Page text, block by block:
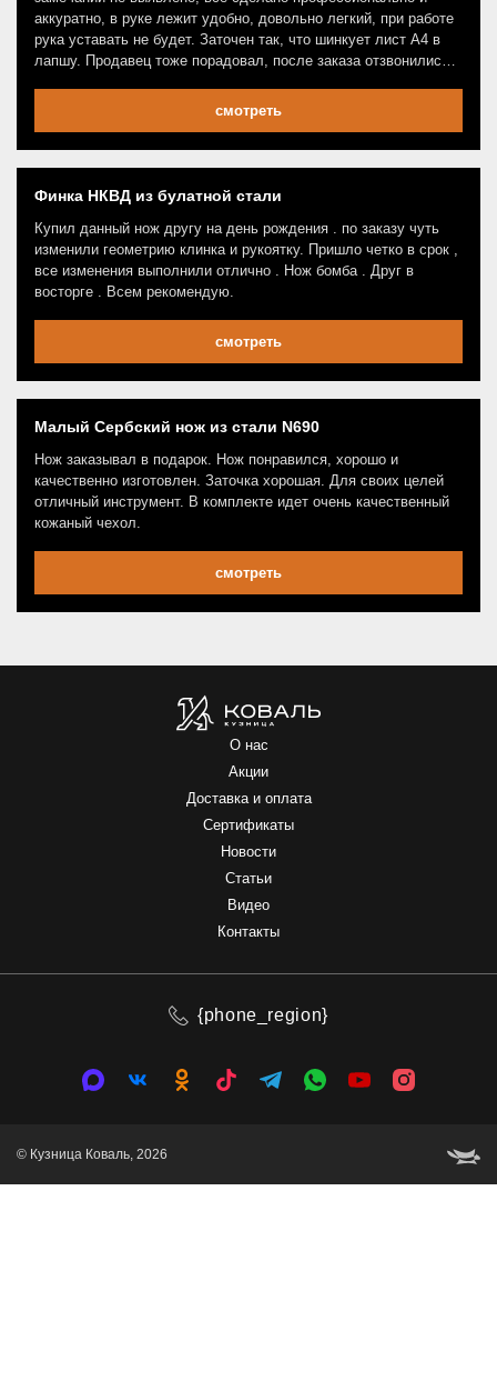
аккуратно, в руке лежит удобно, довольно легкий, при работе
рука уставать не будет. Заточен так, что шинкует лист А4 в
лапшу. Продавец тоже порадовал, после заказа отзвонились,
смотреть
Финка НКВД из булатной стали
Купил данный нож другу на день рождения . по заказу чуть
изменили геометрию клинка и рукоятку. Пришло четко в срок ,
все изменения выполнили отлично . Нож бомба . Друг в
восторге . Всем рекомендую.
смотреть
Малый Сербский нож из стали N690
Нож заказывал в подарок. Нож понравился, хорошо и
качественно изготовлен. Заточка хорошая. Для своих целей
отличный инструмент. В комплекте идет очень качественный
кожаный чехол.
смотреть
О нас
Акции
Доставка и оплата
Сертификаты
Новости
Статьи
Видео
Контакты
{phone_region}
© Кузница Коваль, 2026